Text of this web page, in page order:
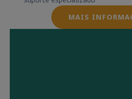
MAIS